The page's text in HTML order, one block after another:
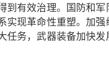
到有效治理。国防和军
实现革命性重塑。加
任务，武器装备加快发